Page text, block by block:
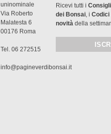
uninominale
Via Roberto
Malatesta 6
00176 Roma
Tel. 06 272515
info@pagineverdibonsai.it
Ricevi tutti i
dei Bonsai, iCodici
novità della